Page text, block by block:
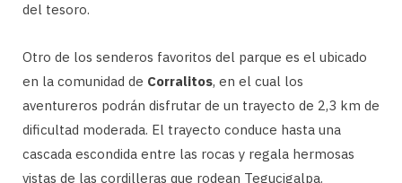
del tesoro.
Otro de los senderos favoritos del parque es el ubicado
en la comunidad de Corralitos, en el cual los
aventureros podrán disfrutar de un trayecto de 2,3 km de
dificultad moderada. El trayecto conduce hasta una
cascada escondida entre las rocas y regala hermosas
vistas de las cordilleras que rodean Tegucigalpa.